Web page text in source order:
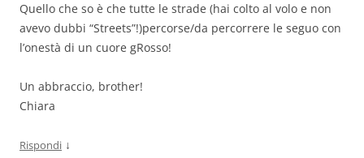
Quello che so è che tutte le strade (hai colto al volo e non
avevo dubbi “Streets”!)percorse/da percorrere le seguo con
l’onestà di un cuore gRosso!
Un abbraccio, brother!
Chiara
Rispondi ↓